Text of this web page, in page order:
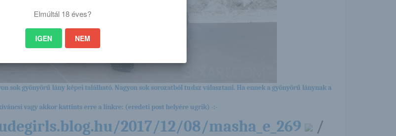
sok gyönyörű lány képei található. Nagyon sok sorozatból tudsz választani. Ha ennek a gyönyörű lánynak a
vagy akkor kattints erre a linkre: (eredeti post helyére ugrik) -:-
2017/12/08/masha_e_269 /
Elmúltál 18 éves?
IGEN NEM